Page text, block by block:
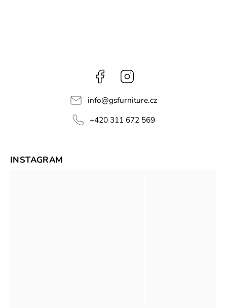
Facebook
info@gsfurniture.cz
+420 311 672 569
INSTAGRAM